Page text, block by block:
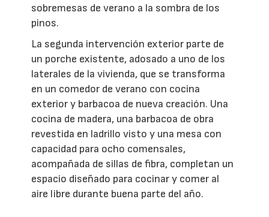
sobremesas de verano a la sombra de los
pinos.
La segunda intervención exterior parte de
un porche existente, adosado a uno de los
laterales de la vivienda, que se transforma
en un comedor de verano con cocina
exterior y barbacoa de nueva creación. Una
cocina de madera, una barbacoa de obra
revestida en ladrillo visto y una mesa con
capacidad para ocho comensales,
acompañada de sillas de fibra, completan un
espacio diseñado para cocinar y comer al
aire libre durante buena parte del año.